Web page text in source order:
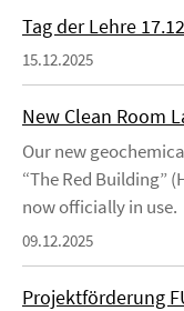
Tag der Lehre
15.12.2025
New Clean Room
Our new
“The Red Building”
now officially in use.
09.12.2025
Projektförderung